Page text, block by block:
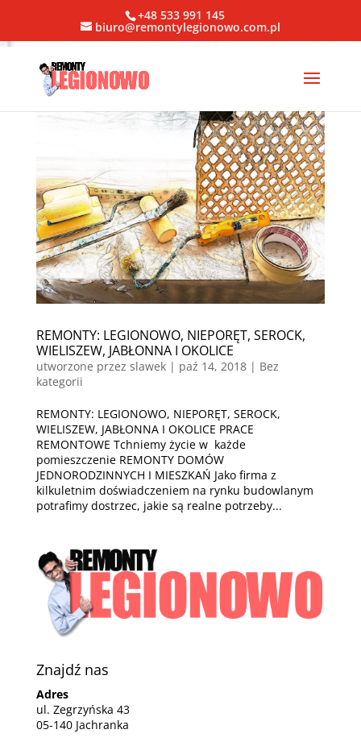
+48 533 991 145
biuro@remontylegionowo.com.pl
REMONTY: LEGIONOWO, NIEPORĘT, SEROCK,
WIELISZEW, JABŁONNA I OKOLICE
utworzone przez slawek| paź 14, 2018| Bez
kategorii
REMONTY: LEGIONOWO, NIEPORĘT, SEROCK,
WIELISZEW, JABŁONNA I OKOLICE PRACE
REMONTOWE Tchniemy życie w każde
pomieszczenie REMONTY DOMÓW
JEDNORODZINNYCH I MIESZKAŃ Jako firma z
kilkuletnim doświadczeniem na rynku budowlanym
potrafimy dostrzec, jakie są realne potrzeby...
Znajdź nas
Adres
ul. Zegrzyńska 43
05-140 Jachranka